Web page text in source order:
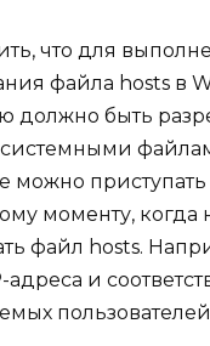
что для
файла hosts в
должно быть
можно приступать
моменту, когда
файл hosts.
адреса и